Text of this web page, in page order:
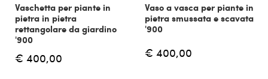
Vaschetta per piante in
pietra in pietra
rettangolare da giardino
'900
€ 400,00
Vaso a vasca per piante in
pietra smussata e scavata
'900
€ 400,00